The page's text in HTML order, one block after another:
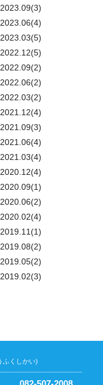
2023.09(3)
2023.06(4)
2023.03(5)
2022.12(5)
2022.09(2)
2022.06(2)
2022.03(2)
2021.12(4)
2021.09(3)
2021.06(4)
2021.03(4)
2020.12(4)
2020.09(1)
2020.06(2)
2020.02(4)
2019.11(1)
2019.08(2)
2019.05(2)
2019.02(3)
ふくしかい)